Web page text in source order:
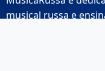
musical russa e